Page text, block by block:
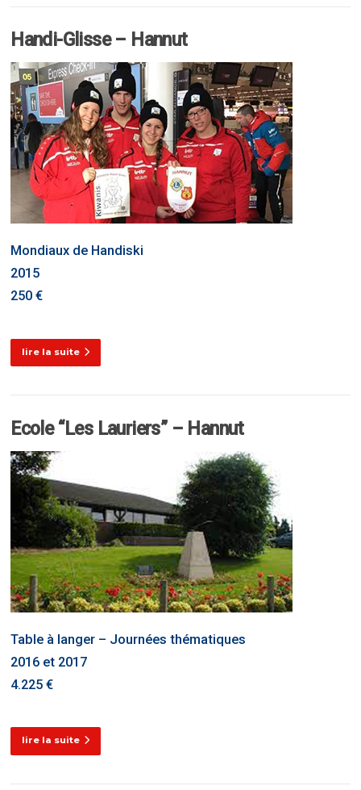
Handi-Glisse – Hannut
Mondiaux de Handiski
2015
250 €
lire la suite
Ecole “Les Lauriers” – Hannut
Table à langer – Journées thématiques
2016 et 2017
4.225 €
lire la suite